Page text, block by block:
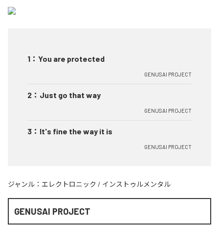
1 ： You are protected
GENUSAI PROJECT
2 ： Just go that way
GENUSAI PROJECT
3 ： It's fine the way it is
GENUSAI PROJECT
ジャンル： エレクトロニック / インストゥルメンタル
GENUSAI PROJECT